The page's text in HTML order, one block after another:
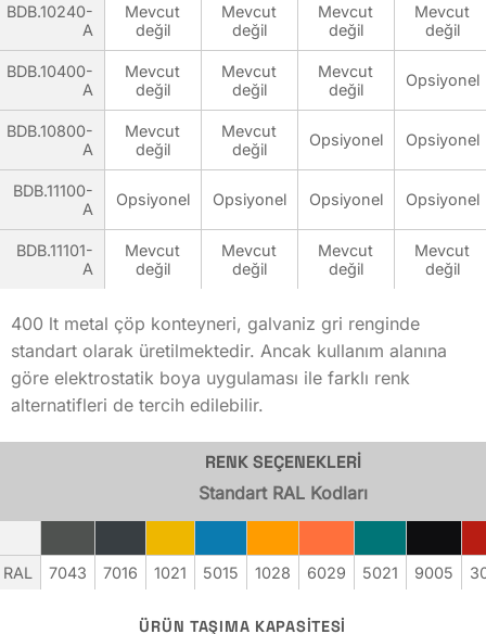
1155
1230
1074
1074
1021
1265
1456
497
625
BDB.10240-
A
Mevcut
değil
Mevcut
değil
Mevcut
değil
Mevcut
değil
BDB.10400-
A
Mevcut
değil
Mevcut
değil
Mevcut
değil
Opsiyonel
BDB.10800-
A
Mevcut
değil
Mevcut
değil
Opsiyonel Opsiyonel
BDB.11100-
A
Opsiyonel Opsiyonel Opsiyonel Opsiyonel
BDB.11101-
A
Mevcut
değil
Mevcut
değil
Mevcut
değil
Mevcut
değil
400 lt metal çöp konteyneri, galvaniz gri renginde
standart olarak üretilmektedir. Ancak kullanım alanına
göre elektrostatik boya uygulaması ile farklı renk
alternatifleri de tercih edilebilir.
RENK SEÇENEKLERİ
Standart RAL Kodları
RAL 7043 7016 1021 5015 1028 6029 5021 9005
ÜRÜN TAŞIMA KAPASITESI